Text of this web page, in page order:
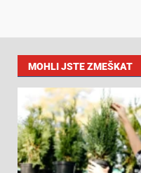
MOHLI JSTE ZMEŠKAT